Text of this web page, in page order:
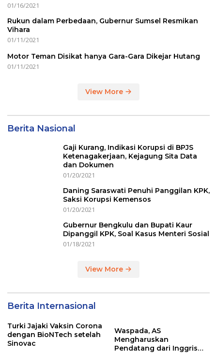
01/16/2021
Rukun dalam Perbedaan, Gubernur Sumsel Resmikan
Vihara
01/11/2021
Motor Teman Disikat hanya Gara-Gara Dikejar Hutang
01/11/2021
View More
Berita Nasional
Gaji Kurang, Indikasi Korupsi di BPJS
Ketenagakerjaan, Kejagung Sita Data
dan Dokumen
01/20/2021
Daning Saraswati Penuhi Panggilan KPK,
Saksi Korupsi Kemensos
01/20/2021
Gubernur Bengkulu dan Bupati Kaur
Dipanggil KPK, Soal Kasus Menteri Sosial
01/18/2021
View More
Berita Internasional
Turki Jajaki Vaksin Corona
dengan BioNTech setelah
Sinovac
Waspada, AS
Mengharuskan
Pendatang dari Inggris